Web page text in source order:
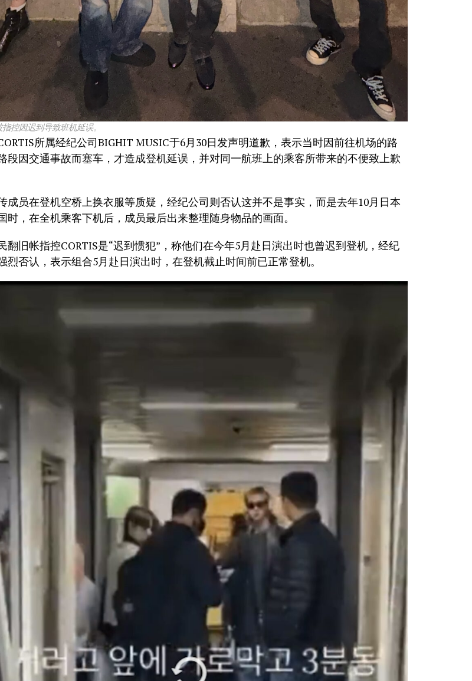
指控因迟到导致班机延误。
所属经纪公司BIGHIT MUSIC于6月30日发声明道歉，表示当时因前往机场的路
段因交通事故而塞车，才造成登机延误，并对同一航班上的乘客所带来的不便致上歉
成员在登机空桥上换衣服等质疑，经纪公司则否认这并不是事实，而是去年10月日本
时，在全机乘客下机后，成员最后出来整理随身物品的画面。
翻旧帐指控CORTIS是“迟到惯犯”，称他们在今年5月赴日演出时也曾迟到登机，经纪
烈否认，表示组合5月赴日演出时，在登机截止时间前已正常登机。